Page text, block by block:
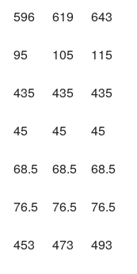
596 619 643
95 105 115
435 435 435
45 45 45
68.5 68.5 68.5
76.5 76.5 76.5
453 473 493